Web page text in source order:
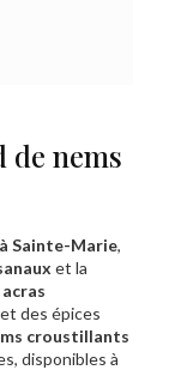
de nems
Sainte-Marie,
et la
acras
des épices
croustillants
disponibles à